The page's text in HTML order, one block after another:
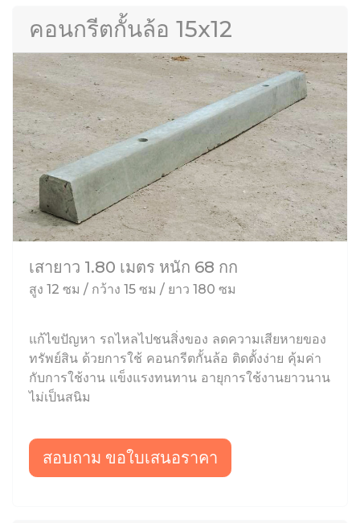
คอนกรีตกั้นล้อ 15x12
เสายาว 1.80 เมตร หนัก 68 กก
สูง 12 ซม / กว้าง 15 ซม / ยาว 180 ซม
แก้ไขปัญหา รถไหลไปชนสิ่งของ ลดความเสียหายของ
ทรัพย์สิน ด้วยการใช้ คอนกรีตกั้นล้อ ติดตั้งง่าย คุ้มค่า
กับการใช้งาน แข็งแรงทนทาน อายุการใช้งานยาวนาน
ไม่เป็นสนิม
สอบถาม ขอใบเสนอราคา